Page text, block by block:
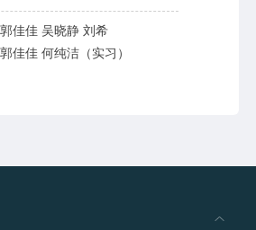
佳佳 吴晓静 刘希
佳佳 何纯洁（实习）